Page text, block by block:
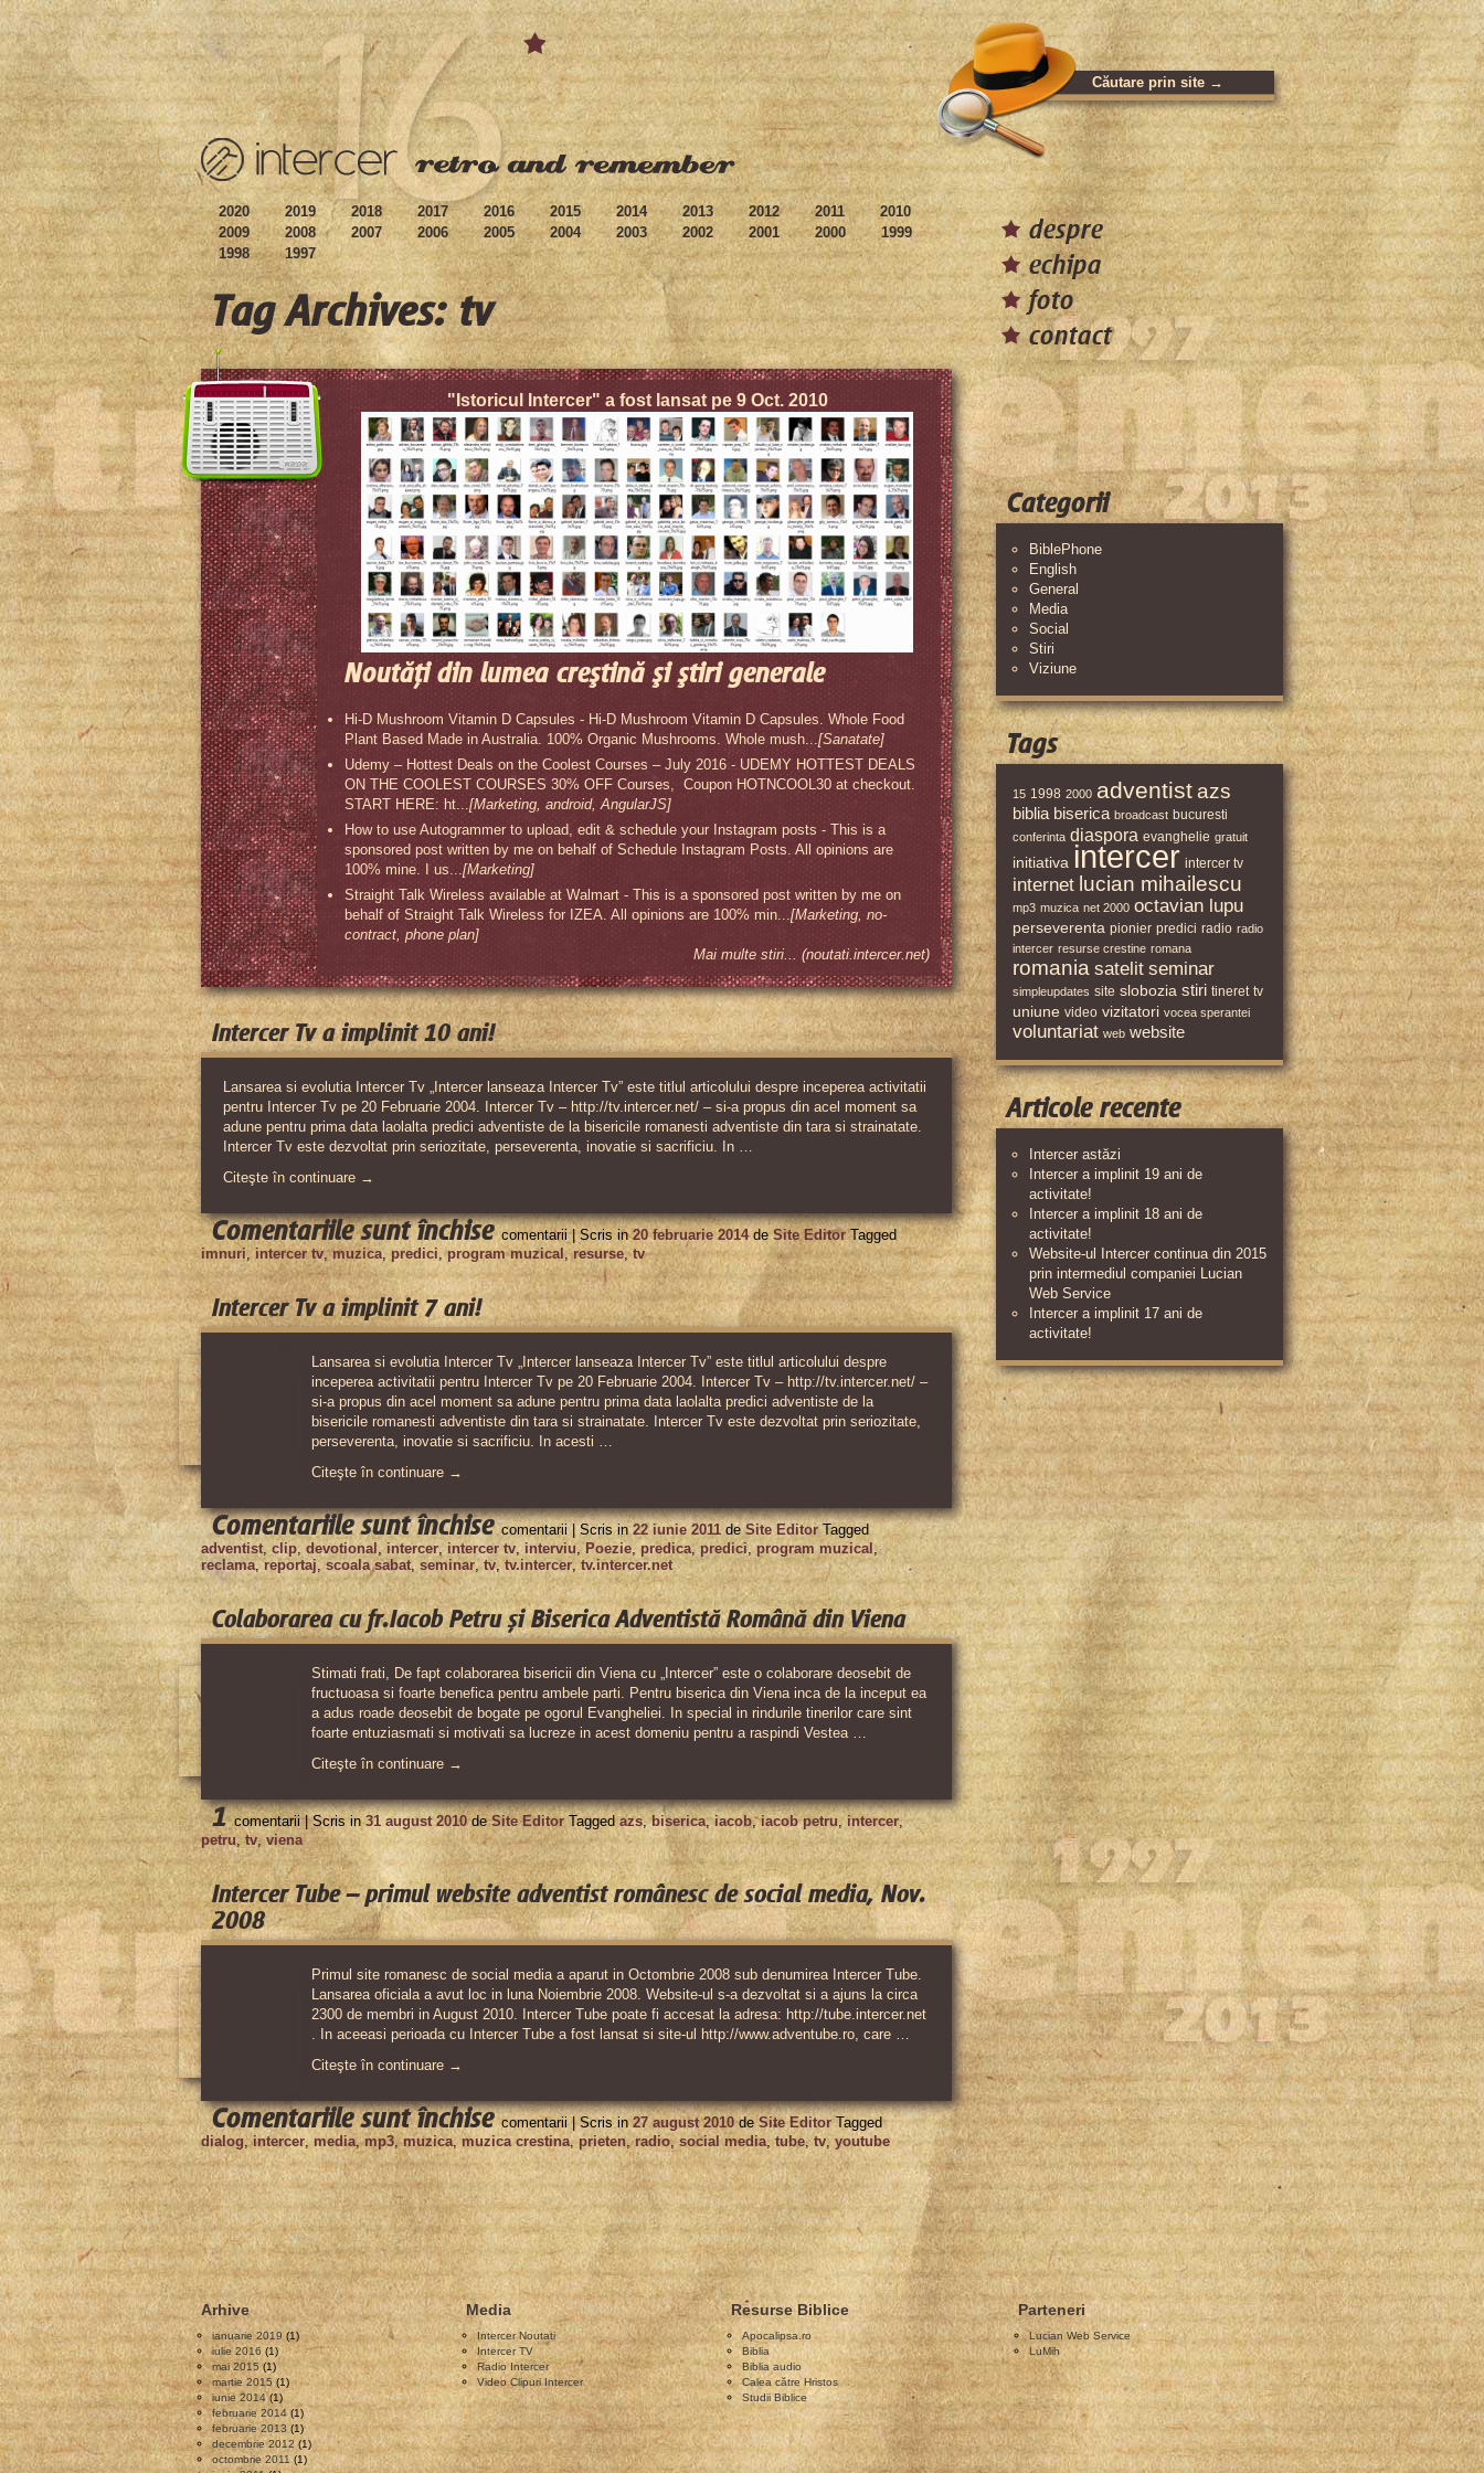
2020 2019 2018 2017 2016 2015 2014 2013 2012 2011
2010
2009
2008 2007 2006 2005 2004 2003 2002 2001 2000
1999
1998
1997
despre
echipa
foto
contact
Tag Archives: tv
"Istoricul Intercer" a fost lansat pe 9 Oct. 2010
Noutăţi din lumea creştină şi ştiri generale
Hi-D Mushroom Vitamin D Capsules - Hi-D Mushroom Vitamin D Capsules. Whole Food
Plant Based Made in Australia. 100% Organic Mushrooms. Whole mush...[Sanatate]
Udemy – Hottest Deals on the Coolest Courses – July 2016 - UDEMY HOTTEST DEALS
ON THE COOLEST COURSES 30% OFF Courses, Coupon HOTNCOOL30 at checkout.
START HERE: ht...[Marketing, android, AngularJS]
How to use Autogrammer to upload, edit & schedule your Instagram posts - This is a
sponsored post written by me on behalf of Schedule Instagram Posts. All opinions are
100% mine. I us...[Marketing]
Straight Talk Wireless available at Walmart - This is a sponsored post written by me on
behalf of Straight Talk Wireless for IZEA. All opinions are 100% min...[Marketing, no-
contract, phone plan]
Mai multe stiri... (noutati.intercer.net)
Intercer Tv a implinit 10 ani!
Lansarea si evolutia Intercer Tv „Intercer lanseaza Intercer Tv” este titlul articolului despre inceperea activitatii
pentru Intercer Tv pe 20 Februarie 2004. Intercer Tv – http://tv.intercer.net/ – si-a propus din acel moment sa
adune pentru prima data laolalta predici adventiste de la bisericile romanesti adventiste din tara si strainatate.
Intercer Tv este dezvoltat prin seriozitate, perseverenta, inovatie si sacrificiu. In …
Citeşte în continuare →
Comentariile sunt închisepentru
Intercer
Tv
a
implinit
10
ani!
comentarii | Scris in 20 februarie 2014 de Site EditorTagged
imnuri, intercer tv,muzica, predici,program muzical,resurse,tv
Intercer Tv a implinit 7 ani!
Lansarea si evolutia Intercer Tv „Intercer lanseaza Intercer Tv” este titlul articolului despre
inceperea activitatii pentru Intercer Tv pe 20 Februarie 2004. Intercer Tv – http://tv.intercer.net/ –
si-a propus din acel moment sa adune pentru prima data laolalta predici adventiste de la
bisericile romanesti adventiste din tara si strainatate. Intercer Tv este dezvoltat prin seriozitate,
perseverenta, inovatie si sacrificiu. In acesti …
Citeşte în continuare →
Comentariile sunt închisepentru
Intercer
Tv
a
implinit
7
ani!
comentarii | Scris in 22 iunie 2011 de Site EditorTagged
adventist, clip, devotional , intercer, intercer tv,interviu,Poezie, predica,predici,program muzical ,
reclama,reportaj, scoala sabat, seminar,tv,tv.intercer,tv.intercer.net
Colaborarea cu fr.Iacob Petru și Biserica Adventistă Română din Viena
Stimati frati, De fapt colaborarea bisericii din Viena cu „Intercer” este o colaborare deosebit de
fructuoasa si foarte benefica pentru ambele parti. Pentru biserica din Viena inca de la inceput ea
a adus roade deosebit de bogate pe ogorul Evangheliei. In special in rindurile tinerilor care sint
foarte entuziasmati si motivati sa lucreze in acest domeniu pentru a raspindi Vestea …
Citeşte în continuare →
1 comentarii |Scris in 31 august 2010 de Site Editor Taggedazs,biserica,iacob,iacob petru, intercer,
petru,tv, viena
Intercer Tube – primul website adventist românesc de social media, Nov.
2008
Primul site romanesc de social media a aparut in Octombrie 2008 sub denumirea Intercer Tube.
Lansarea oficiala a avut loc in luna Noiembrie 2008. Website-ul s-a dezvoltat si a ajuns la circa
2300 de membri in August 2010. Intercer Tube poate fi accesat la adresa: http://tube.intercer.net
. In aceeasi perioada cu Intercer Tube a fost lansat si site-ul http://www.adventube.ro, care …
Citeşte în continuare →
Comentariile sunt închisepentru
Intercer
Tube
–
primul
website
adventist
românesc
de
social
media,
Nov.
comentarii |Scris in 27 august 2010 de Site EditorTagged
dialog,intercer, media,mp3,muzica,muzica crestina, prieten,radio,social media,tube,tv, youtube
Categorii
BiblePhone
English
General
Media
Social
Stiri
Viziune
Tags
15 1998 2000 adventistazs
biblia biserica broadcast bucuresti
conferinta diaspora evanghelie gratuit
initiativa intercer intercer tv
internet lucian mihailescu
mp3 muzica net 2000 octavian lupu
perseverenta pionier predici radio radio
intercer resurse crestine romana
romania satelit seminar
simpleupdates site slobozia stiri tineret tv
uniune video vizitatori vocea sperantei
voluntariat web website
Articole recente
Intercer astăzi
Intercer a implinit 19 ani de
activitate!
Intercer a implinit 18 ani de
activitate!
Website-ul Intercer continua din 2015
prin intermediul companiei Lucian
Web Service
Intercer a implinit 17 ani de
activitate!
Arhive
ianuarie 2019 (1)
iulie 2016 (1)
mai 2015 (1)
martie 2015 (1)
iunie 2014(1)
februarie 2014(1)
februarie 2013 (1)
decembrie 2012 (1)
octombrie 2011(1)
Media
Intercer Noutati
Intercer TV
Radio Intercer
Video Clipuri Intercer
Resurse Biblice
Apocalipsa.ro
Biblia
Biblia audio
Calea către Hristos
Studii Biblice
Parteneri
Lucian Web Service
LuMih